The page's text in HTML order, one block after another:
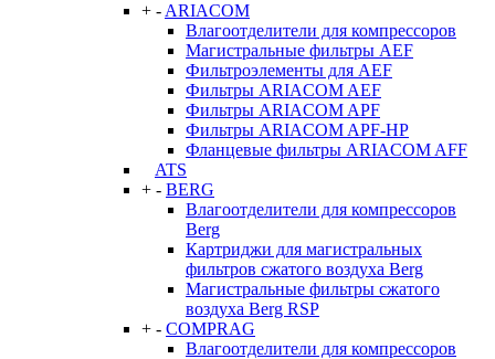
+ - ARIACOM
Влагоотделители для компрессоров
Магистральные фильтры AEF
Фильтроэлементы для AEF
Фильтры ARIACOM AEF
Фильтры ARIACOM APF
Фильтры ARIACOM APF-HP
Фланцевые фильтры ARIACOM AFF
ATS
+ - BERG
Влагоотделители для компрессоров
Berg
Картриджи для магистральных
фильтров сжатого воздуха Berg
Магистральные фильтры сжатого
воздуха Berg RSP
+ - COMPRAG
Влагоотделители для компрессоров